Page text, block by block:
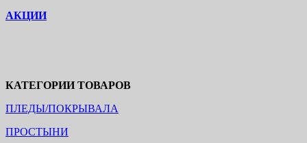
АКЦИИ
КАТЕГОРИИ ТОВАРОВ
ПЛЕДЫ/ПОКРЫВАЛА
ПРОСТЫНИ